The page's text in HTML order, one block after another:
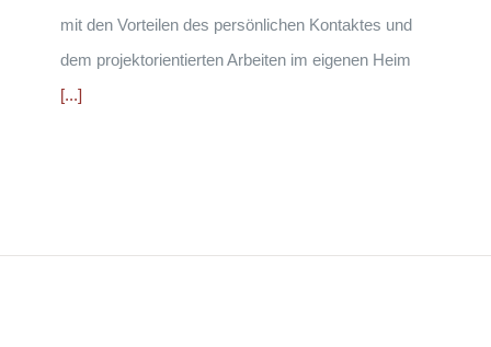
mit den Vorteilen des persönlichen Kontaktes und
dem projektorientierten Arbeiten im eigenen Heim
[...]